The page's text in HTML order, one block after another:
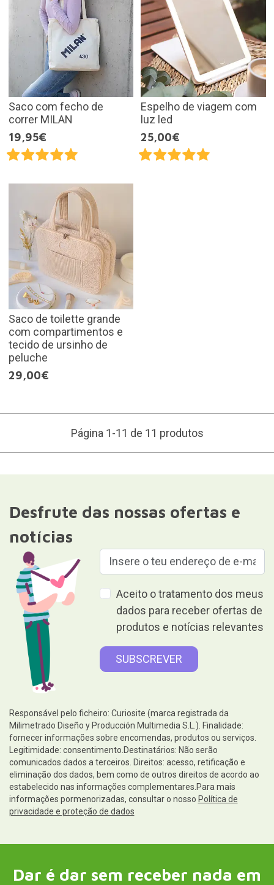
Saco com fecho de
correr MILAN
19,95€
Espelho de viagem com
luz led
25,00€
Saco de toilette grande
com compartimentos e
tecido de ursinho de
peluche
29,00€
Página 1-11 de 11 produtos
Desfrute das nossas ofertas e
notícias
Aceito o tratamento dos meus
dados para receber ofertas de
produtos e notícias relevantes
Responsável pelo ficheiro: Curiosite (marca registrada da
Milimetrado Diseño y Producción Multimedia S.L.). Finalidade:
fornecer informações sobre encomendas, produtos ou serviços.
Legitimidade: consentimento.Destinatários: Não serão
comunicados dados a terceiros. Direitos: acesso, retificação e
eliminação dos dados, bem como de outros direitos de acordo ao
estabelecido nas informações complementares.Para mais
informações pormenorizadas, consultar o nosso Política de
privacidade e proteção de dados
Dar é dar sem receber nada em